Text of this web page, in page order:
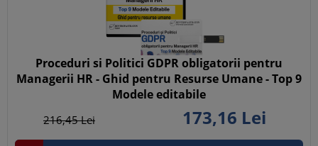
Proceduri si Politici GDPR obligatorii pentru
Managerii HR - Ghid pentru Resurse Umane - Top 9
Modele editabile
216,45Lei 173,16 Lei